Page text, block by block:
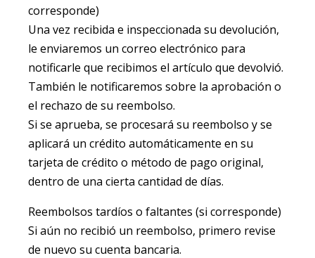
corresponde)
Una vez recibida e inspeccionada su devolución,
le enviaremos un correo electrónico para
notificarle que recibimos el artículo que devolvió.
También le notificaremos sobre la aprobación o
el rechazo de su reembolso.
Si se aprueba, se procesará su reembolso y se
aplicará un crédito automáticamente en su
tarjeta de crédito o método de pago original,
dentro de una cierta cantidad de días.
Reembolsos tardíos o faltantes (si corresponde)
Si aún no recibió un reembolso, primero revise
de nuevo su cuenta bancaria.